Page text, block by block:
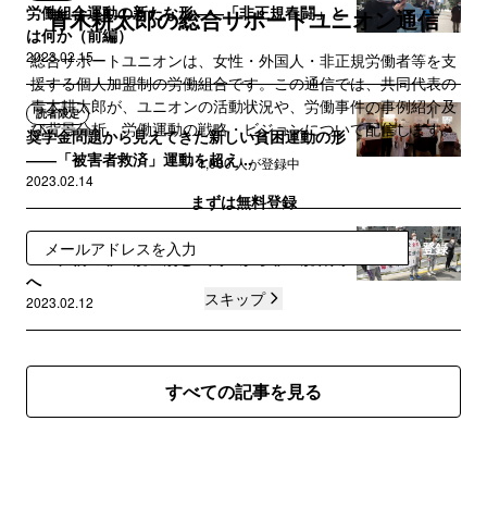
労働組合運動の新たな形――「非正規春闘」と
は何か（前編）
2023.02.15
読者限定
奨学金問題から見えてきた新しい貧困運動の形
――「被害者救済」運動を超え...
2023.02.14
サポートメンバー限定
コロナ禍の非正規差別との闘いから非正規春闘
へ
2023.02.12
すべての記事を見る
青木耕太郎の総合サポートユニオン通信
総合サポートユニオンは、女性・外国人・非正規労働者等を支
援する個人加盟制の労働組合です。この通信では、共同代表の
青木耕太郎が、ユニオンの活動状況や、労働事件の事例紹介及
び背景分析、労働運動の戦略・ビジョンについて配信します。
~ 1,000 人が登録中
まずは無料登録
登録
スキップ